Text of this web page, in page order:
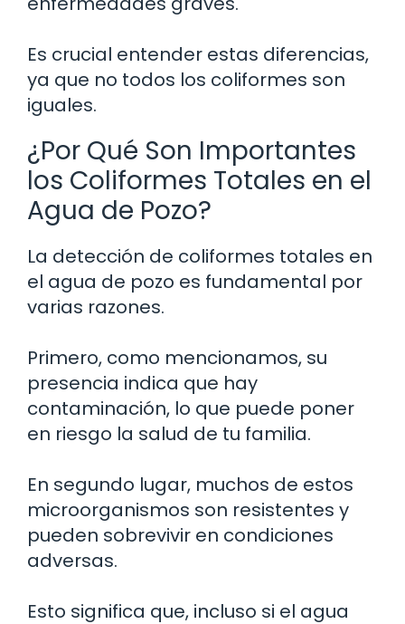
Es crucial entender estas diferencias,
ya que no todos los coliformes son
iguales.
¿Por Qué Son Importantes
los Coliformes Totales en el
Agua de Pozo?
La detección de coliformes totales en
el agua de pozo es fundamental por
varias razones.
Primero, como mencionamos, su
presencia indica que hay
contaminación, lo que puede poner
en riesgo la salud de tu familia.
En segundo lugar, muchos de estos
microorganismos son resistentes y
pueden sobrevivir en condiciones
adversas.
Esto significa que, incluso si el agua